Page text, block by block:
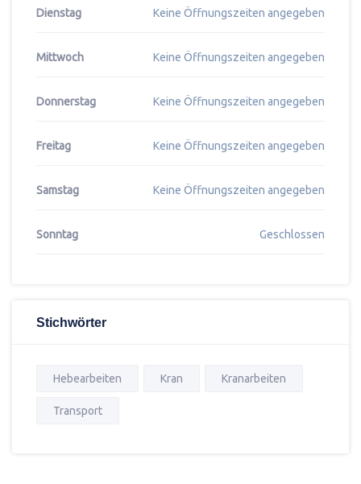
Dienstag Keine Öffnungszeiten angegeben
Mittwoch Keine Öffnungszeiten angegeben
Donnerstag Keine Öffnungszeiten angegeben
Freitag Keine Öffnungszeiten angegeben
Samstag Keine Öffnungszeiten angegeben
Sonntag Geschlossen
Stichwörter
Hebearbeiten Kran Kranarbeiten
Transport